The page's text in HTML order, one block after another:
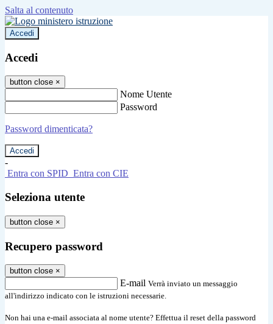
Salta al contenuto
Accedi
Accedi
button close ×
Nome Utente
Password
Password dimenticata?
-
Entra con SPID Entra con CIE
Seleziona utente
button close ×
Recupero password
button close ×
E-mail Verrà inviato un messaggio
all'indirizzo indicato con le istruzioni necessarie.
Non hai una e-mail associata al nome utente? Effettua il reset della password